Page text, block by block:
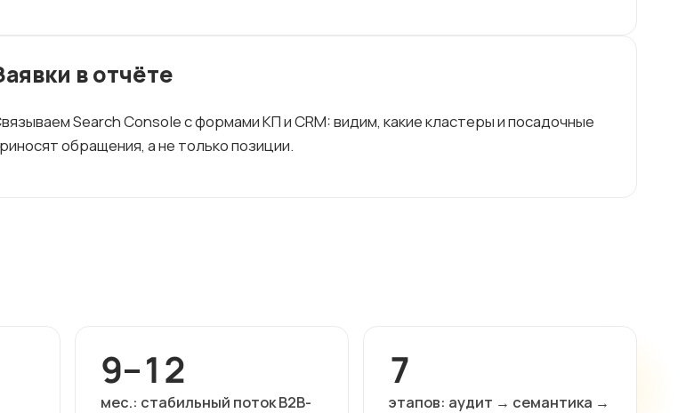
в отчёте
Search Console с формами КП и CRM: видим, какие кластеры и посадочные
обращения, а не только позиции.
9–12
мес.: стабильный поток B2B-
7
этапов: аудит → семантика →